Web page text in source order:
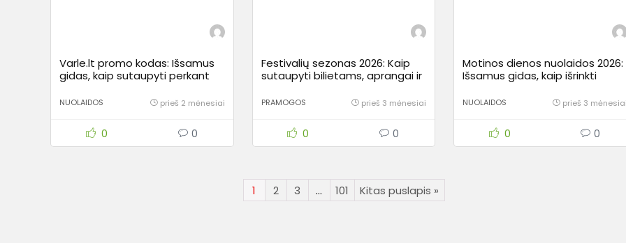
Varle.lt promo kodas: Išsamus
gidas, kaip sutaupyti perkant
NUOLAIDOS prieš 2 mėnesiai
0 0
Festivalių sezonas 2026: Kaip
sutaupyti bilietams, aprangai ir
PRAMOGOS prieš 3 mėnesiai
0 0
Motinos dienos nuolaidos 2026:
Išsamus gidas, kaip išrinkti
NUOLAIDOS prieš 3
0 0
1 2 3 … 101 Kitas puslapis »